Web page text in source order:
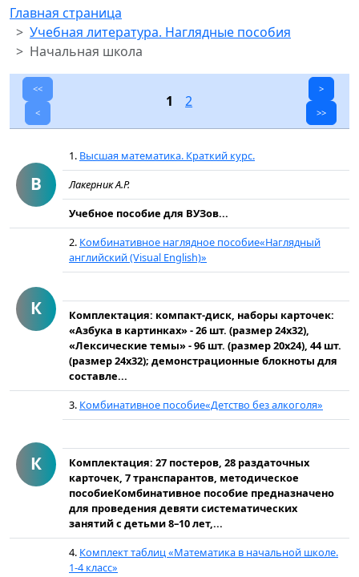
Главная страница
Учебная литература. Наглядные пособия
Начальная школа
<<
<
1 2
>
>>
В
1. Высшая математика. Краткий курс.
Лакерник А.Р.
Учебное пособие для ВУЗов...
К
2. Комбинативное наглядное пособие«Наглядный
английский (Visual English)»
Комплектация: компакт-диск, наборы карточек:
«Азбука в картинках» - 26 шт. (размер 24х32),
«Лексические темы» - 96 шт. (размер 20х24), 44 шт.
(размер 24х32); демонстрационные блокноты для
составле...
К
3. Комбинативное пособие«Детство без алкоголя»
Комплектация: 27 постеров, 28 раздаточных
карточек, 7 транспарантов, методическое
пособиеКомбинативное пособие предназначено
для проведения девяти систематических
занятий с детьми 8–10 лет,...
4. Комплект таблиц «Математика в начальной школе.
1-4 класс»